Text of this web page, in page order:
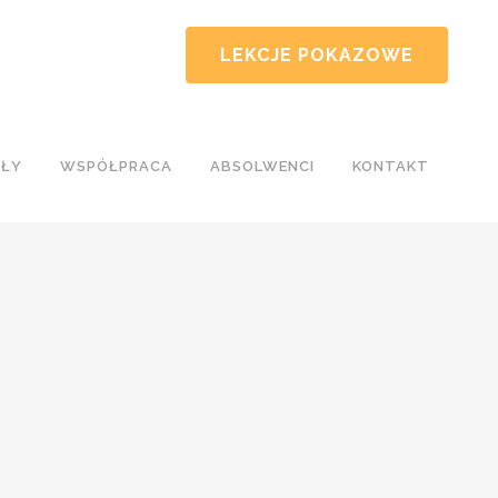
LEKCJE POKAZOWE
WSPÓŁPRACA ABSOLWENCI KONTAKT